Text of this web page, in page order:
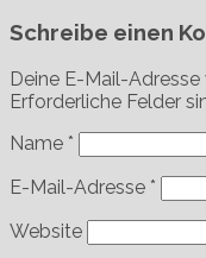
Schreibe einen
Deine E-Mail-
Erforderliche Felder
Name *
E-Mail-Adresse *
Website